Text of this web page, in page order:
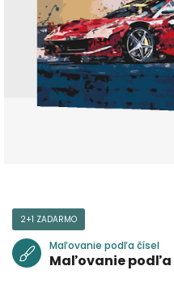
2+1 ZADARMO
Maľovanie podľa čísel
Maľovanie podľa